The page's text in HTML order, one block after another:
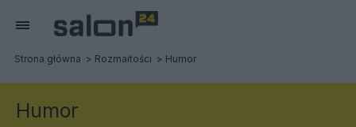
Strona główna Rozmaitości Humor
Humor